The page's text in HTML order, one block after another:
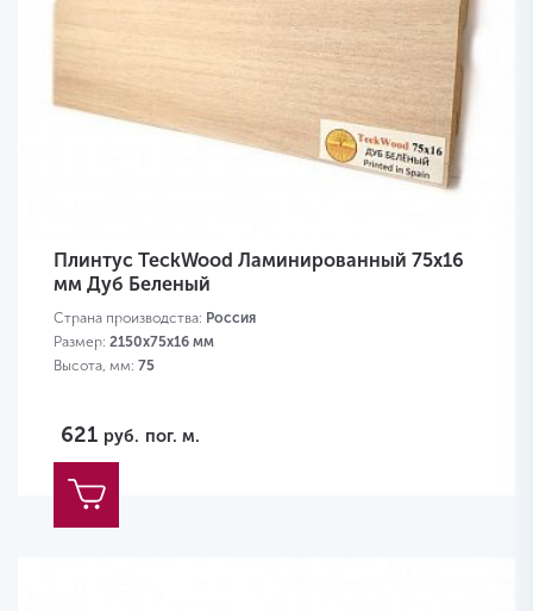
Плинтус TeckWood Ламинированный 75х16
мм Дуб Беленый
Страна производства: Россия
Размер: 2150х75х16 мм
Высота, мм: 75
621 руб. пог. м.